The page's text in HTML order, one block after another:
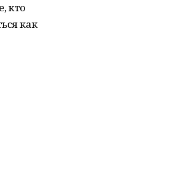
кто
как